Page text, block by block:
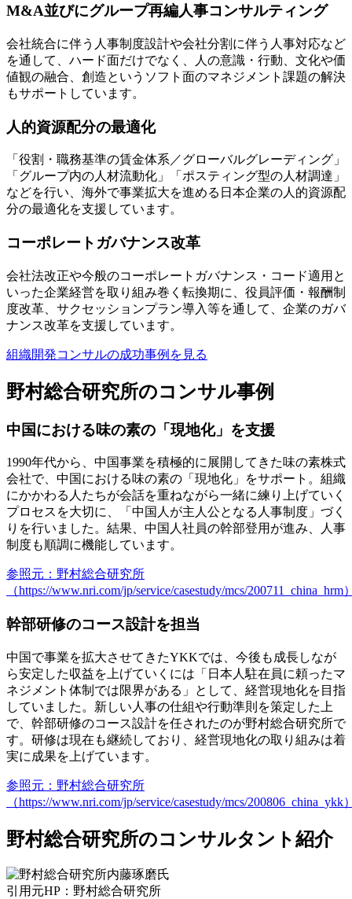
M&A並びにグループ再編人事コンサルティング
会社統合に伴う人事制度設計や会社分割に伴う人事対応など
を通して、ハード面だけでなく、人の意識・行動、文化や価
値観の融合、創造というソフト面のマネジメント課題の解決
もサポートしています。
人的資源配分の最適化
「役割・職務基準の賃金体系／グローバルグレーディング」
「グループ内の人材流動化」「ポスティング型の人材調達」
などを行い、海外で事業拡大を進める日本企業の人的資源配
分の最適化を支援しています。
コーポレートガバナンス改革
会社法改正や今般のコーポレートガバナンス・コード適用と
いった企業経営を取り組み巻く転換期に、役員評価・報酬制
度改革、サクセッションプラン導入等を通して、企業のガバ
ナンス改革を支援しています。
組織開発コンサルの成功事例を見る
野村総合研究所のコンサル事例
中国における味の素の「現地化」を支援
1990年代から、中国事業を積極的に展開してきた味の素株式
会社で、中国における味の素の「現地化」をサポート。組織
にかかわる人たちが会話を重ねながら一緒に練り上げていく
プロセスを大切に、「中国人が主人公となる人事制度」づく
りを行いました。結果、中国人社員の幹部登用が進み、人事
制度も順調に機能しています。
参照元：野村総合研究所
（https://www.nri.com/jp/service/casestudy/mcs/200711_china_hrm
幹部研修のコース設計を担当
中国で事業を拡大させてきたYKKでは、今後も成長しなが
ら安定した収益を上げていくには「日本人駐在員に頼ったマ
ネジメント体制では限界がある」として、経営現地化を目指
していました。新しい人事の仕組や行動準則を策定した上
で、幹部研修のコース設計を任されたのが野村総合研究所で
す。研修は現在も継続しており、経営現地化の取り組みは着
実に成果を上げています。
参照元：野村総合研究所
（https://www.nri.com/jp/service/casestudy/mcs/200806_china_ykk
野村総合研究所のコンサルタント紹介
引用元HP：野村総合研究所